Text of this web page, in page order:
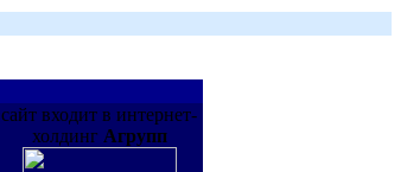
сайт входит в интернет-
холдинг Агрупп